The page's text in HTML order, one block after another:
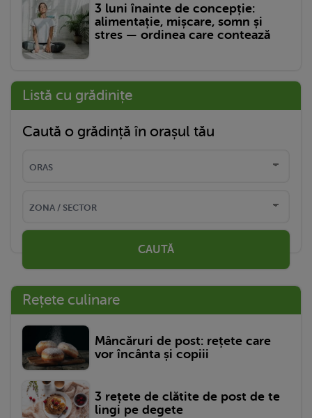
3 luni înainte de concepție:
alimentație, mișcare, somn și
stres — ordinea care contează
Listă cu grădinițe
Caută o grădință în orașul tău
CAUTĂ
Rețete culinare
Mâncăruri de post: rețete care
vor încânta și copiii
3 rețete de clătite de post de te
lingi pe degete